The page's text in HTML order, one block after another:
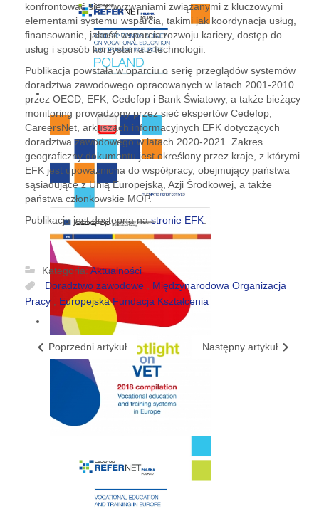
konfrontować się z wyzwaniami związanymi z kluczowymi
elementami systemu wsparcia, takimi jak koordynacja usług,
finansowanie, jakość wsparcia rozwoju kariery, dostęp do
usług i sposób korzystania z technologii.
Publikacja powstała w oparciu o serię przeglądów systemów
doradztwa zawodowego opracowanych w latach 2001-2010
przez OECD, EFK, Cedefop i Bank Światowy, a także bieżący
monitoring prowadzony przez sieć ekspertów Cedefop,
CareersNet, arkuszach informacyjnych EFK dotyczących
doradztwa zawodowego w latach 2020-2021. Zakres
geograficzny dokumentu jest określony przez kraje, z którymi
EFK jest upoważniona do współpracy, obejmujący państwa
sąsiadujące z Unią Europejską, Azji Środkowej, a także
państwa członkowskie MOP.
Publikacja jest dostępna nastronie EFK
Kategoria:Aktualności
Doradztwo zawodowe , Międzynarodowa Organizacja
Pracy
Europejska Fundacja Kształcenia
Poprzedni artykuł Następny artykuł